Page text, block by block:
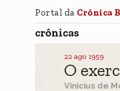
Portal da Crônica
crônicas
22 ago 1959
O
Vinicius de